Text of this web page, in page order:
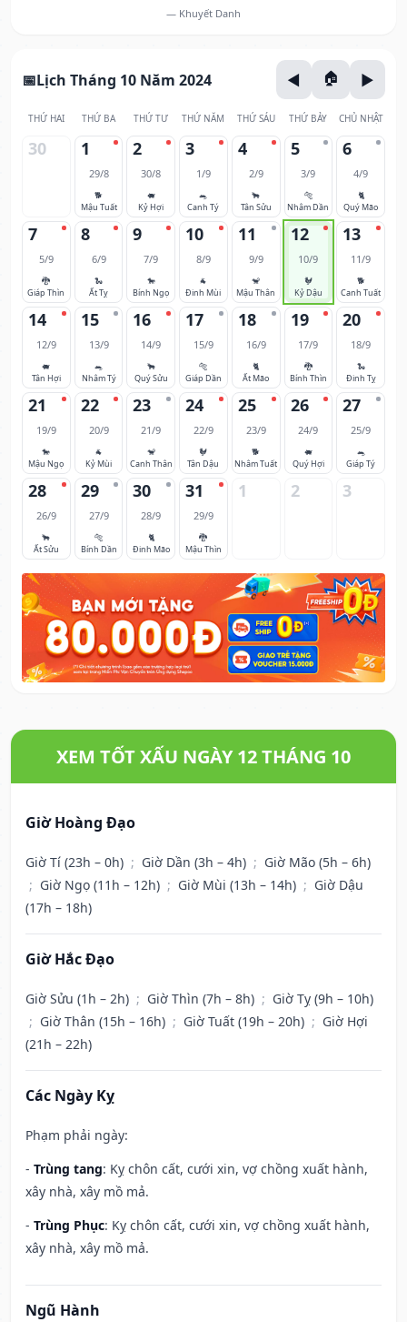
— Khuyết Danh
Lịch Tháng 10 Năm 2024
THỨ HAI THỨ BA THỨ TƯ THỨ NĂM THỨ SÁU THỨ BẢY CHỦ NHẬT
30 1
29/8
🐕
Mậu Tuất
2
30/8
🐖
Kỷ Hợi
3
1/9
🐀
Canh Tý
4
2/9
🐂
Tân Sửu
5
3/9
🐅
Nhâm Dần
6
4/9
🐈
Quý Mão
7
5/9
🐉
Giáp Thìn
8
6/9
🐍
Ất Tỵ
9
7/9
🐎
Bính Ngọ
10
8/9
🐐
Đinh Mùi
11
9/9
🐒
Mậu Thân
12
10/9
🐓
Kỷ Dậu
13
11/9
🐕
Canh Tuất
14
12/9
🐖
Tân Hợi
15
13/9
🐀
Nhâm Tý
16
14/9
🐂
Quý Sửu
17
15/9
🐅
Giáp Dần
18
16/9
🐈
Ất Mão
19
17/9
🐉
Bính Thìn
20
18/9
🐍
Đinh Tỵ
21
19/9
🐎
Mậu Ngọ
22
20/9
🐐
Kỷ Mùi
23
21/9
🐒
Canh Thân
24
22/9
🐓
Tân Dậu
25
23/9
🐕
Nhâm Tuất
26
24/9
🐖
Quý Hợi
27
25/9
🐀
Giáp Tý
28
26/9
🐂
Ất Sửu
29
27/9
🐅
Bính Dần
30
28/9
🐈
Đinh Mão
31
29/9
🐉
Mậu Thìn
1 2 3
XEM TỐT XẤU NGÀY 12 THÁNG 10
Giờ Hoàng Đạo
Giờ Tí (23h – 0h) ; Giờ Dần (3h – 4h) ; Giờ Mão (5h – 6h)
; Giờ Ngọ (11h – 12h) ; Giờ Mùi (13h – 14h) ; Giờ Dậu
(17h – 18h)
Giờ Hắc Đạo
Giờ Sửu (1h – 2h) ; Giờ Thìn (7h – 8h) ; Giờ Tỵ (9h – 10h)
; Giờ Thân (15h – 16h) ; Giờ Tuất (19h – 20h) ; Giờ Hợi
(21h – 22h)
Các Ngày Kỵ
Phạm phải ngày:
- Trùng tang: Kỵ chôn cất, cưới xin, vợ chồng xuất hành,
xây nhà, xây mồ mả.
- Trùng Phục: Kỵ chôn cất, cưới xin, vợ chồng xuất hành,
xây nhà, xây mồ mả.
Ngũ Hành